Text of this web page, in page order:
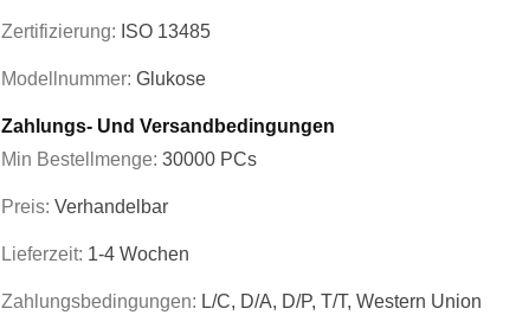
Zertifizierung: ISO 13485
Modellnummer: Glukose
Zahlungs- Und Versandbedingungen
Min Bestellmenge: 30000 PCs
Preis: Verhandelbar
Lieferzeit: 1-4 Wochen
Zahlungsbedingungen: L/C, D/A, D/P, T/T, Western Union